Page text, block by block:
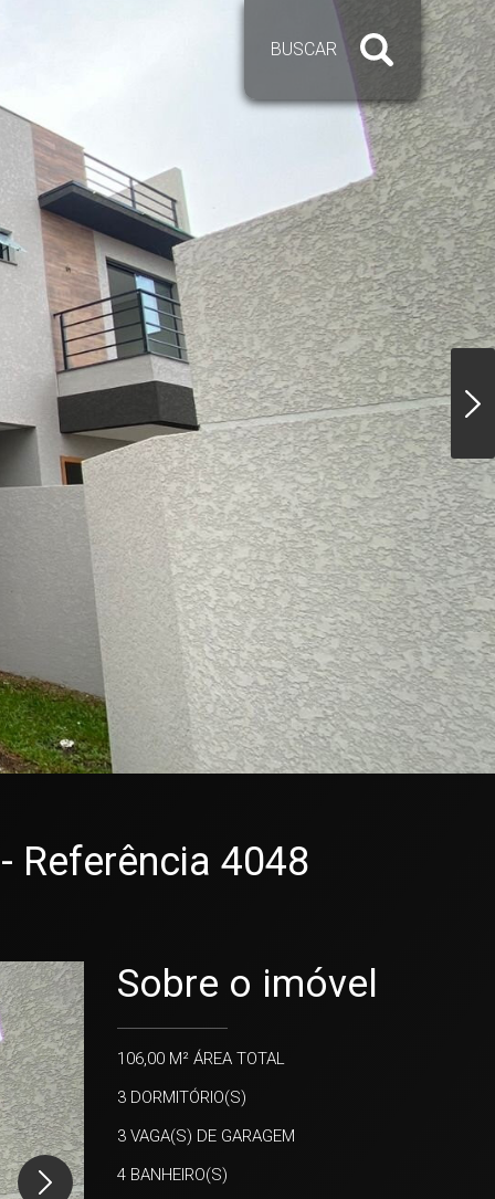
BUSCAR
Referência 4048
Sobre o imóvel
106,00 M² ÁREA TOTAL
3 DORMITÓRIO(S)
3 VAGA(S) DE GARAGEM
4 BANHEIRO(S)